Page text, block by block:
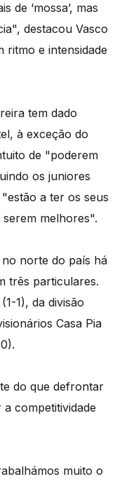
de ‘mossa’, mas
destacou Vasco
ritmo e intensidade
tem dado
à exceção do
de "poderem
os juniores
a ter os seus
melhores".
no norte do país há
três particulares.
1), da divisão
Casa Pia
do que defrontar
competitividade
muito o